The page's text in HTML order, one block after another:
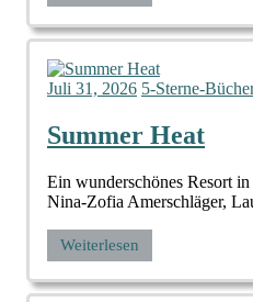
Juli 31, 2026 5-Sterne-
Summer Heat
Ein wunderschönes Resort
Nina-Zofia Amerschläger,
Weiterlesen